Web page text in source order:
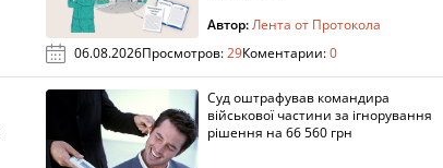
Автор:Лента от Протокола
06.08.2026Просмотров:29Коментарии:0
Суд оштрафував командира
військової частини за ігнорування
рішення на 66 560 грн